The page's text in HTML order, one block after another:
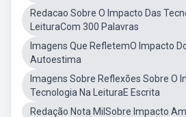
Redacao Sobre O Impacto Das
LeituraCom 300 Palavras
Imagens Que RefletemO Impacto
Autoestima
Imagens Sobre Reflexões Sobre O
Tecnologia Na LeituraE Escrita
Redação Nota MilSobre Impacto